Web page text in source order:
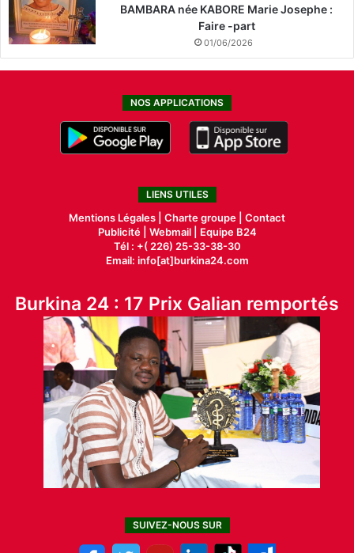
BAMBARA née KABORE Marie Josephe :
Faire -part
01/06/2026
NOS APPLICATIONS
LIENS UTILES
Mentions Légales | Charte groupe | Contact
Publicité| Webmail |
Equipe B24
Tél : +( 226) 25-33-38-30
Email: info[at]burkina24.com
Burkina 24 : 17 Prix Galian remportés
SUIVEZ-NOUS SUR